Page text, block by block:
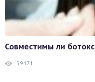
Совместимы ли
59471